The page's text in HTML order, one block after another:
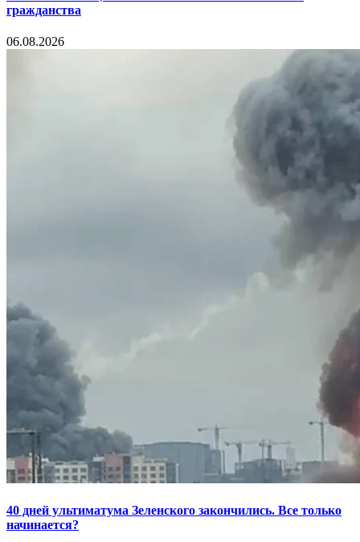
гражданства
06.08.2026
40 дней ультиматума Зеленского закончились. Все только
начинается?